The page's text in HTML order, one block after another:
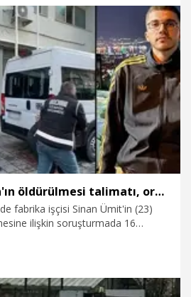
kararında gözetmediği
çekip, çeşitli kayıtların incelenmesi
Fabrika işçisi Sinan'ın öldürülmesi talimatı, organize suç örgütünden
fabrika işçisi Sinan Ümit'in (23)
ilişkin soruşturmada 16
ortaya çıktı.